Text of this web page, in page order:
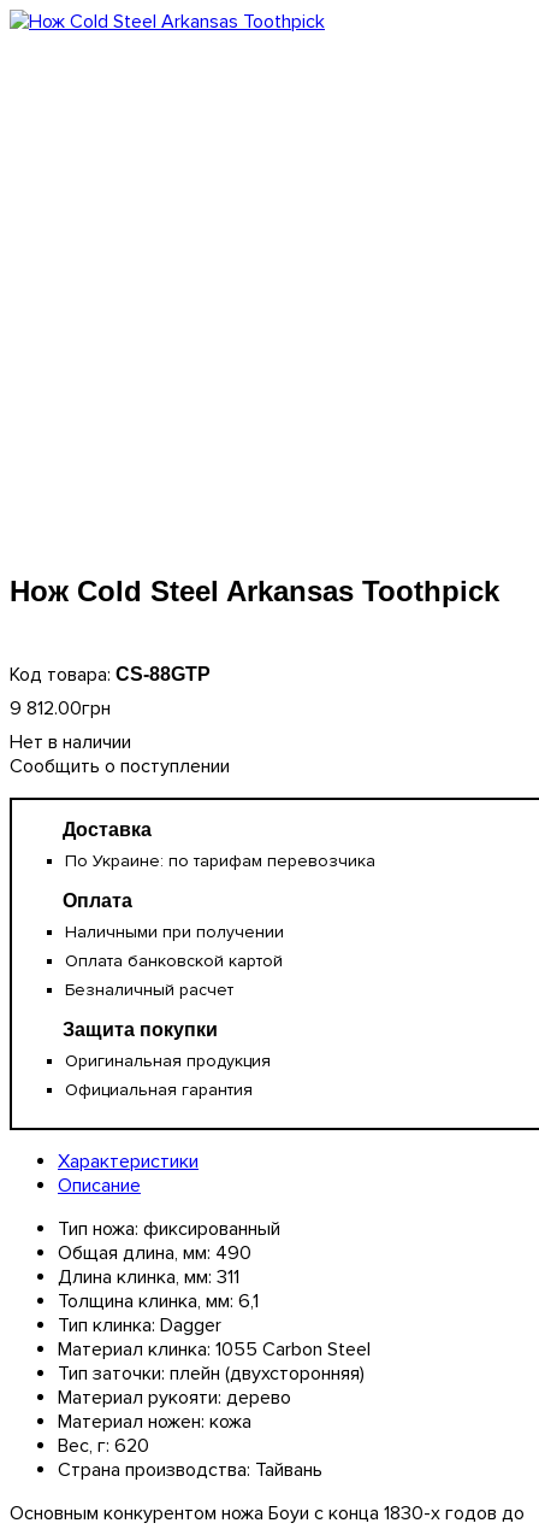
Нож Cold Steel Arkansas Toothpick
CS-88GTP
9 812.00грн
Сообщить о поступлении
Доставка
По Украине: по тарифам перевозчика
Оплата
Наличными при получении
Оплата банковской картой
Безналичный расчет
Защита покупки
Оригинальная продукция
Официальная гарантия
Характеристики
Описание
Тип ножа: фиксированный
Общая длина, мм: 490
Длина клинка, мм: 311
Толщина клинка, мм: 6,1
Тип клинка: Dagger
Материал клинка: 1055 Carbon Steel
Тип заточки: плейн (двухсторонняя)
Материал рукояти: дерево
Материал ножен: кожа
Вес, г: 620
Страна производства: Тайвань
Основным конкурентом ножа Боуи с конца 1830-х годов до